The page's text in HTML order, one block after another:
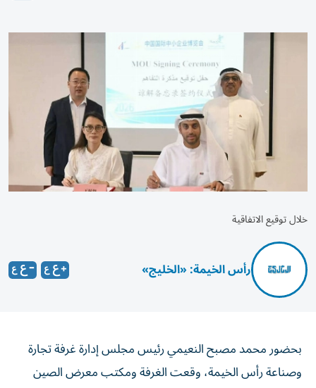
خلال توقيع الاتفاقية
رأس الخيمة: «الخليج»
بحضور محمد مصبح النعيمي رئيس مجلس إدارة غرفة تجارة
وصناعة رأس الخيمة، وقعت الغرفة ومكتب معرض الصين